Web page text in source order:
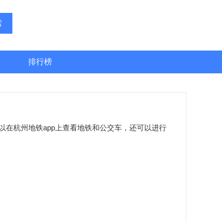
排行榜
杭州地铁app上查看地铁和公交车，还可以进行